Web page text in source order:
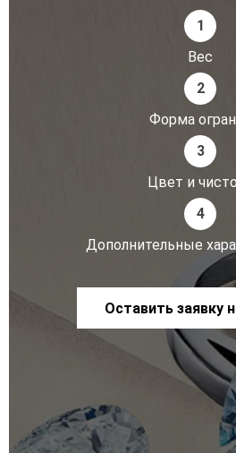
1
Вес
2
Форма
3
Цвет и
4
Дополнительные
Оставить заявку